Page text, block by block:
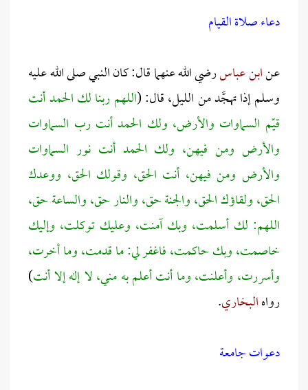
دعاء صلاة القيام
عنابن عباسرضي الله عنهما قال: كان النبي صلى الله عليه
وسلم إذا تهجَّد من الليل، قال: (اللهم ربنا لك الحمد أنت
قيّم السماوات والأرض، ولك الحمد أنت رب السماوات
والأرض ومن فيهن، ولك الحمد أنت نور السماوات
والأرض ومن فيهن، أنت الحق، وقولك الحق، ووعدك
الحق، ولقاؤك الحق، والجنة حق، والنار حق، والساعة حق،
اللهم: لك أسلمت، وبك آمنت، وعليك توكلت، وإليك
خاصمت، وبك حاكمت، فاغفر لي: ما قدمت، وما أخرت،
وأسررت، وأعلنت، وما أنت أعلم به مني، لا إله إلا أنت)
رواهالبخاري.
دعوات جامعة